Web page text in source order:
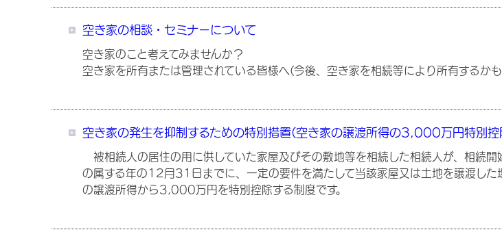
空き家の相談・セミナーについて
空き家のこと考えてみませんか？
空き家を所有または管理されている皆様へ(今後、空き家を相続等により所有するか
空き家の発生を抑制するための特別措置(空き家の譲渡所得の3,000万円特別控
被相続人の居住の用に供していた家屋及びその敷地等を相続した相続人が、相続開
の属する年の12月31日までに、一定の要件を満たして当該家屋又は土地を譲渡した
の譲渡所得から3,000万円を特別控除する制度です。